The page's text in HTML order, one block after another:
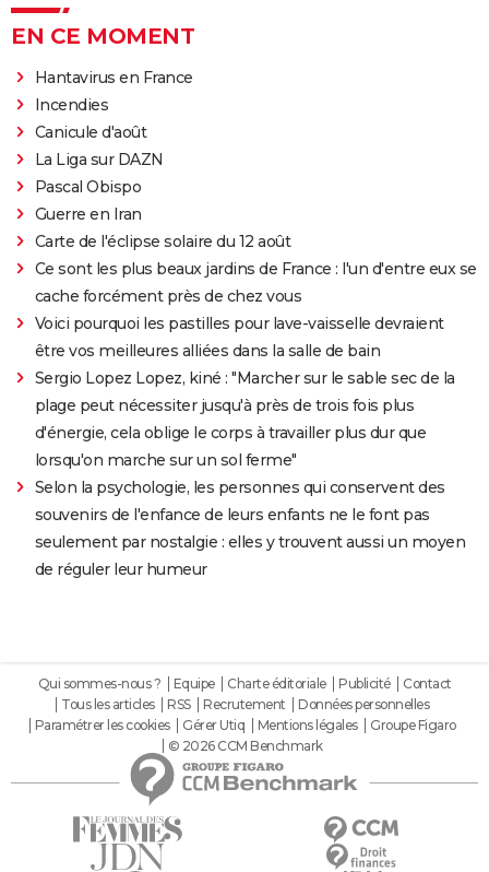
EN CE MOMENT
Hantavirus en France
Incendies
Canicule d'août
La Liga sur DAZN
Pascal Obispo
Guerre en Iran
Carte de l'éclipse solaire du 12 août
Ce sont les plus beaux jardins de France : l'un d'entre eux se
cache forcément près de chez vous
Voici pourquoi les pastilles pour lave-vaisselle devraient
être vos meilleures alliées dans la salle de bain
Sergio Lopez Lopez, kiné : "Marcher sur le sable sec de la
plage peut nécessiter jusqu'à près de trois fois plus
d'énergie, cela oblige le corps à travailler plus dur que
lorsqu'on marche sur un sol ferme"
Selon la psychologie, les personnes qui conservent des
souvenirs de l'enfance de leurs enfants ne le font pas
seulement par nostalgie : elles y trouvent aussi un moyen
de réguler leur humeur
Qui sommes-nous ? Equipe Charte éditoriale Publicité
Contact
Tous les articles
RSS Recrutement
Données personnelles
Paramétrer les cookies
Gérer Utiq Mentions légales
Groupe Figaro
© 2026 CCM Benchmark